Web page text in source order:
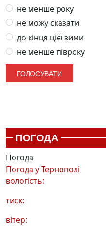
не менше року
не можу сказати
до кінця цієї зими
не менше півроку
ПОГОДА
Погода
Погода уТернополі
вологість:
тиск:
вітер: